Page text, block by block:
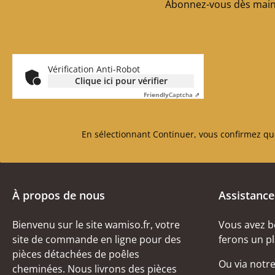
Abonnez-vous dès
Vérification Anti-Robot
Clique ici pour vérifier
FriendlyCaptcha ⇗
En sélectionnant Continuer, vous confirmez
À propos de nous
Bienvenu sur le site wamiso.fr, votre
site de commande en ligne pour des
pièces détachées de poêles
cheminées. Nous livrons des pièces
Vous avez
ferons un
Ou via notre